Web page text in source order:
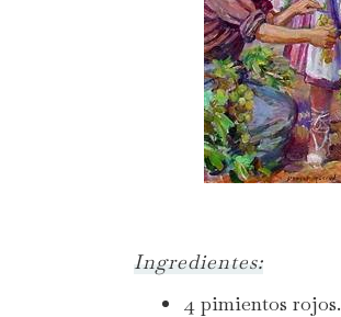
Ingredientes:
4 pimientos rojos.